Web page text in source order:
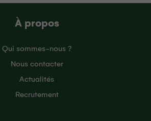
À propos
Qui sommes-nous ?
Nous contacter
Actualités
Recrutement